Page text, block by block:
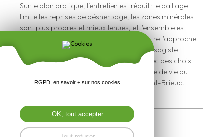
Sur le plan pratique, l’entretien est réduit : le paillage
limite les reprises de désherbage, les zones minérales
sont plus propres et mieux tenues, et l’ensemble est
conçu pour durer. Cette intervention illustre l’approche
de Presse Paysage : une méthode de paysagiste
orientée usage, sécurité et pérennité, avec des choix
techniques adaptés au terrain et au mode de vie du
client, dans le secteur de Trégueux et Saint-Brieuc.
RGPD, en savoir + sur nos cookies
OK, tout accepter